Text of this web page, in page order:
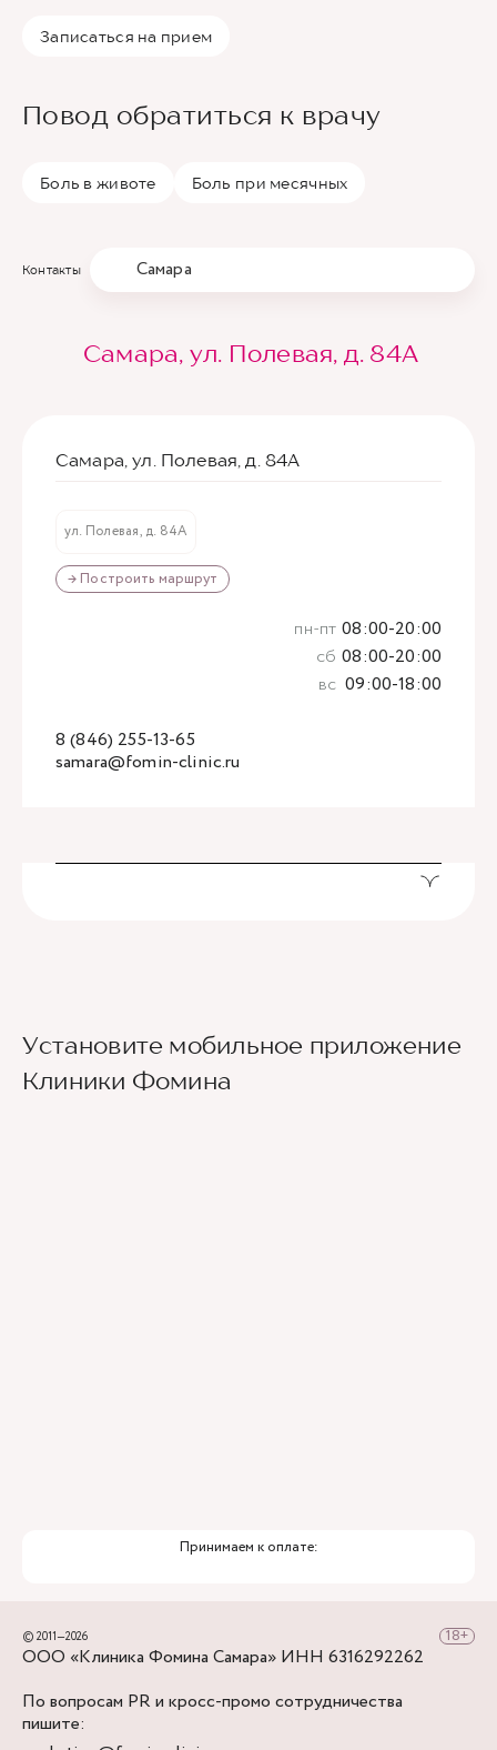
Записаться на прием
Повод обратиться к врачу
Боль в животе Боль при месячных
Контакты Самара
Самара, ул. Полевая, д. 84А
Самара, ул. Полевая, д. 84А
ул. Полевая, д. 84А
→ Построить маршрут
samara@fomin-clinic.ru
8 (846) 255-13-65
пн-пт 08:00-20:00
сб 08:00-20:00
вс 09:00-18:00
Установите мобильное приложение
Клиники Фомина
Принимаем к оплате:
© 2011—2026
ООО «Клиника Фомина Самара» ИНН 6316292262
По вопросам PR и кросс-промо сотрудничества
пишите: